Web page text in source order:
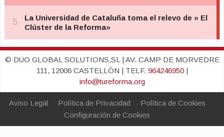
© DUO GLOBAL SOLUTIONS,SL | AV. CAMP DE MORVEDRE
111, 12006 CASTELLÓN | TELF. 964246950|
info@tureforma.org
Aviso Legal Política de Privacidad
Política de Cookies
Configuración de Cookies